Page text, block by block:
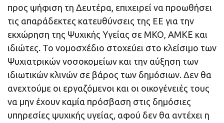
προς ψήφιση τη Δευτέρα, επιχειρεί να προωθήσει
τις απαράδεκτες κατευθύνσεις της ΕΕ για την
εκχώρηση της Ψυχικής Υγείας σε ΜΚΟ, ΑΜΚΕ και
ιδιώτες. Το νομοσχέδιο στοχεύει στο κλείσιμο των
Ψυχιατρικών νοσοκομείων και την αύξηση των
ιδιωτικών κλινών σε βάρος των δημόσιων. Δεν θα
ανεχτούμε οι εργαζόμενοι και οι οικογένειές τους
να μην έχουν καμία πρόσβαση στις δημόσιες
υπηρεσίες ψυχικής υγείας, αφού δεν θα αντέχει η